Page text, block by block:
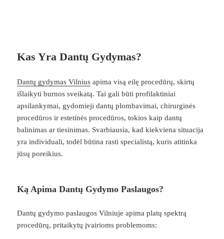
Kas Yra Dantų Gydymas?
Dantų gydymas Vilnius apima visą eilę procedūrų, skirtų
išlaikyti burnos sveikatą. Tai gali būti profilaktiniai
apsilankymai, gydomieji dantų plombavimai, chirurginės
procedūros ir estetinės procedūros, tokios kaip dantų
balinimas ar tiesinimas. Svarbiausia, kad kiekviena situacija
yra individuali, todėl būtina rasti specialistą, kuris atitinka
jūsų poreikius.
Ką Apima Dantų Gydymo Paslaugos?
Dantų gydymo paslaugos Vilniuje apima platų spektrą
procedūrų, pritaikytų įvairioms problemoms: